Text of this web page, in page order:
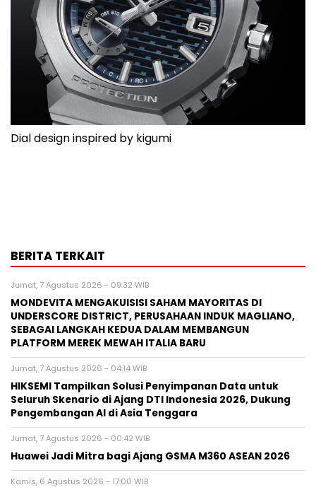
Dial design inspired by kigumi
BERITA TERKAIT
Jumat, 7 Agustus 2026 - 09:32 WIB
MONDEVITA MENGAKUISISI SAHAM MAYORITAS DI
UNDERSCORE DISTRICT, PERUSAHAAN INDUK MAGLIANO,
SEBAGAI LANGKAH KEDUA DALAM MEMBANGUN
PLATFORM MEREK MEWAH ITALIA BARU
Jumat, 7 Agustus 2026 - 04:14 WIB
HIKSEMI Tampilkan Solusi Penyimpanan Data untuk
Seluruh Skenario di Ajang DTI Indonesia 2026, Dukung
Pengembangan AI di Asia Tenggara
Jumat, 7 Agustus 2026 - 00:42 WIB
Huawei Jadi Mitra bagi Ajang GSMA M360 ASEAN 2026
Kamis, 6 Agustus 2026 - 17:00 WIB